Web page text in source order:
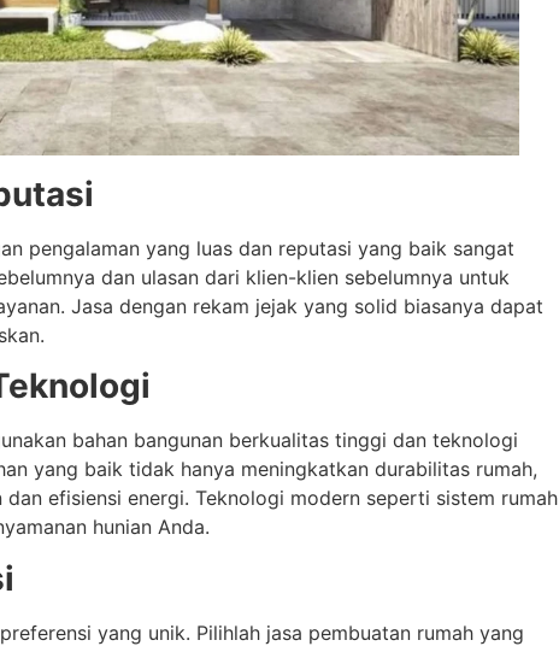
pengalaman yang luas dan reputasi yang baik sangat
dan ulasan dari klien-klien sebelumnya untuk
Jasa dengan rekam jejak yang solid biasanya dapat
bahan bangunan berkualitas tinggi dan teknologi
yang baik tidak hanya meningkatkan durabilitas rumah,
efisiensi energi. Teknologi modern seperti sistem rumah
hunian Anda.
yang unik. Pilihlah jasa pembuatan rumah yang